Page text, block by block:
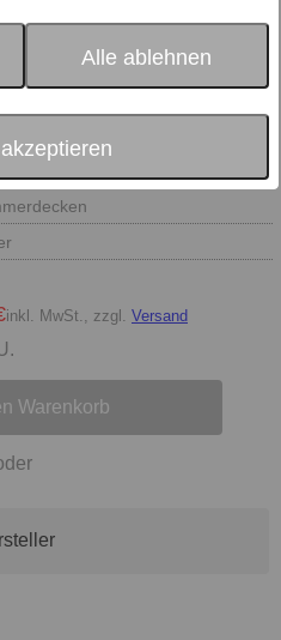
Alle ablehnen
inkl. MwSt., zzgl. Versand
Warenkorb